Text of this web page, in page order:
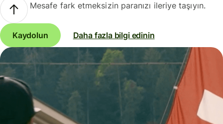
Mesafe fark etmeksizin paranızı ileriye taşıyın.
Kaydolun Daha fazla bilgi edinin